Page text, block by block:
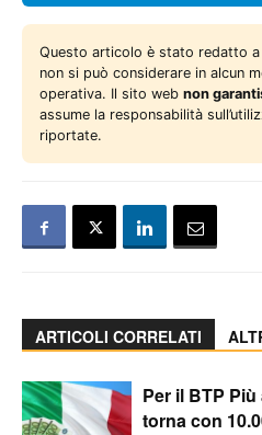
Questo articolo è stato redatto a
non si può considerare in alcun
operativa. Il sito web non
assume la responsabilità
riportate.
ARTICOLI CORRELATI
Per il BTP
torna con